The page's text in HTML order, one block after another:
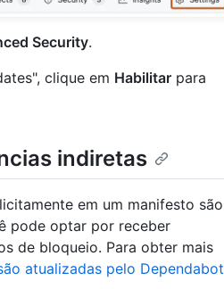
Security.
clique em Habilitar para
indiretas
em um manifesto são
pode optar por receber
de bloqueio. Para obter mais
atualizadas pelo Dependabot